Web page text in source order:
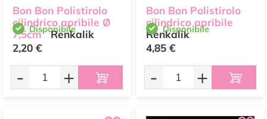
Bon Bon Polistirolo
cilindrico apribile Ø
7,5cm Renkalik
Disponibile
2,20 €
- +
Bon Bon Polistirolo
cilindrico apribile
Renkalik
Disponibile
4,85 €
- +